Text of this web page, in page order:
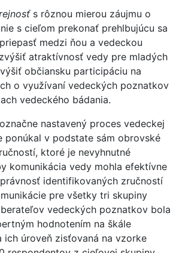
s rôznou mierou záujmu o
s cieľom prekonať prehlbujúcu sa
medzi ňou a vedeckou
atraktívnosť vedy pre mladých
občiansku participáciu na
o využívaní vedeckých poznatkov
vedeckého bádania.
nastavený proces vedeckej
ponúkal v podstate sám obrovské
ktoré je nevyhnutné
komunikácia vedy mohla efektívne
identifikovaných zručností
pre všetky tri skupiny
vedeckých poznatkov bola
hodnotením na škále
ich úroveň zisťovaná na vzorke